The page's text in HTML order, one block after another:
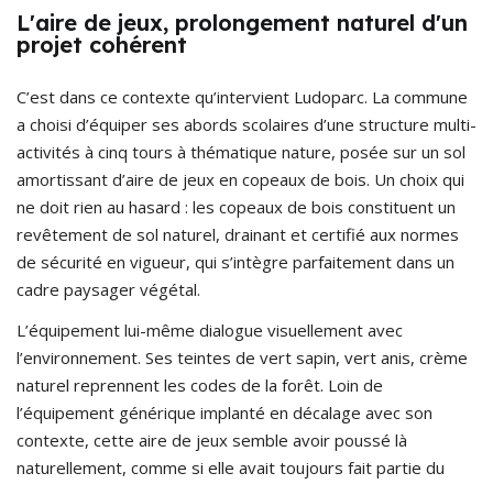
L'aire de jeux, prolongement naturel d'un
projet cohérent
C’est dans ce contexte qu’intervient Ludoparc. La commune
a choisi d’équiper ses abords scolaires d’une structure multi-
activités à cinq tours à thématique nature, posée sur un sol
amortissant d’aire de jeux en copeaux de bois. Un choix qui
ne doit rien au hasard : les copeaux de bois constituent un
revêtement de sol naturel, drainant et certifié aux normes
de sécurité en vigueur, qui s’intègre parfaitement dans un
cadre paysager végétal.
L’équipement lui-même dialogue visuellement avec
l’environnement. Ses teintes de vert sapin, vert anis, crème
naturel reprennent les codes de la forêt. Loin de
l’équipement générique implanté en décalage avec son
contexte, cette aire de jeux semble avoir poussé là
naturellement, comme si elle avait toujours fait partie du